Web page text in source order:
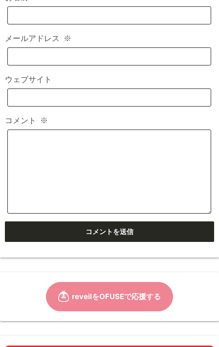
メールアドレス ※
ウェブサイト
コメント ※